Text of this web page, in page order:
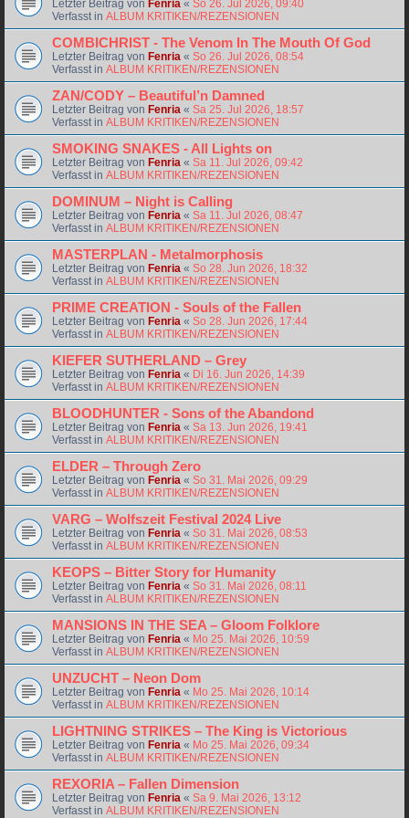
Letzter Beitrag von Fenria « So 26. Jul 2026, 09:40
Verfasst in ALBUM KRITIKEN/REZENSIONEN
COMBICHRIST - The Venom In The Mouth Of God
Letzter Beitrag von Fenria « So 26. Jul 2026, 08:54
Verfasst in ALBUM KRITIKEN/REZENSIONEN
ZAN/CODY – Beautiful’n Damned
Letzter Beitrag von Fenria « Sa 25. Jul 2026, 18:57
Verfasst in ALBUM KRITIKEN/REZENSIONEN
SMOKING SNAKES - All Lights on
Letzter Beitrag von Fenria « Sa 11. Jul 2026, 09:42
Verfasst in ALBUM KRITIKEN/REZENSIONEN
DOMINUM – Night is Calling
Letzter Beitrag von Fenria « Sa 11. Jul 2026, 08:47
Verfasst in ALBUM KRITIKEN/REZENSIONEN
MASTERPLAN - Metalmorphosis
Letzter Beitrag von Fenria « So 28. Jun 2026, 18:32
Verfasst in ALBUM KRITIKEN/REZENSIONEN
PRIME CREATION - Souls of the Fallen
Letzter Beitrag von Fenria « So 28. Jun 2026, 17:44
Verfasst in ALBUM KRITIKEN/REZENSIONEN
KIEFER SUTHERLAND – Grey
Letzter Beitrag von Fenria « Di 16. Jun 2026, 14:39
Verfasst in ALBUM KRITIKEN/REZENSIONEN
BLOODHUNTER - Sons of the Abandond
Letzter Beitrag von Fenria « Sa 13. Jun 2026, 19:41
Verfasst in ALBUM KRITIKEN/REZENSIONEN
ELDER – Through Zero
Letzter Beitrag von Fenria « So 31. Mai 2026, 09:29
Verfasst in ALBUM KRITIKEN/REZENSIONEN
VARG – Wolfszeit Festival 2024 Live
Letzter Beitrag von Fenria « So 31. Mai 2026, 08:53
Verfasst in ALBUM KRITIKEN/REZENSIONEN
KEOPS – Bitter Story for Humanity
Letzter Beitrag von Fenria « So 31. Mai 2026, 08:11
Verfasst in ALBUM KRITIKEN/REZENSIONEN
MANSIONS IN THE SEA – Gloom Folklore
Letzter Beitrag von Fenria « Mo 25. Mai 2026, 10:59
Verfasst in ALBUM KRITIKEN/REZENSIONEN
UNZUCHT – Neon Dom
Letzter Beitrag von Fenria « Mo 25. Mai 2026, 10:14
Verfasst in ALBUM KRITIKEN/REZENSIONEN
LIGHTNING STRIKES – The King is Victorious
Letzter Beitrag von Fenria « Mo 25. Mai 2026, 09:34
Verfasst in ALBUM KRITIKEN/REZENSIONEN
REXORIA – Fallen Dimension
Letzter Beitrag von Fenria « Sa 9. Mai 2026, 13:12
Verfasst in ALBUM KRITIKEN/REZENSIONEN